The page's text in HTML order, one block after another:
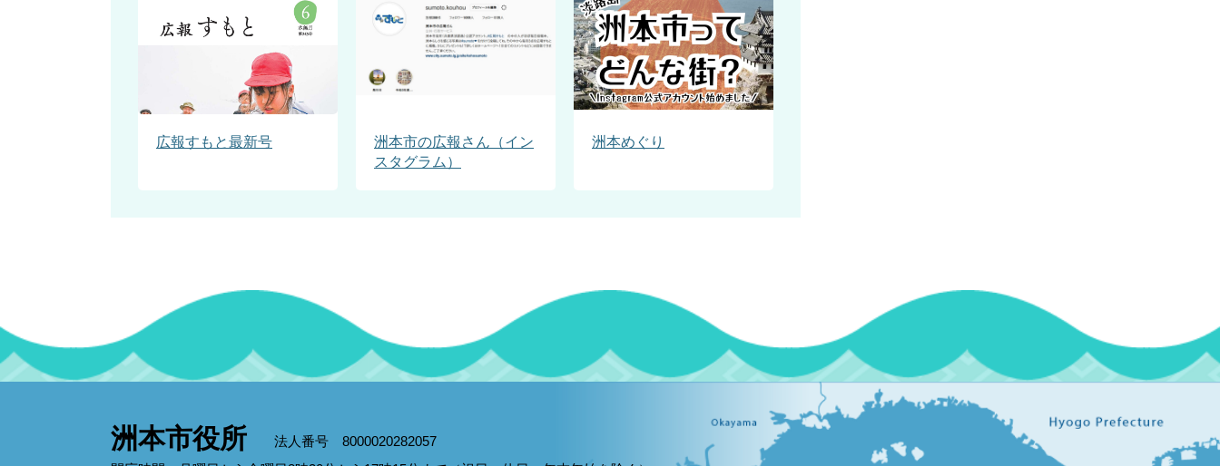
広報すもと最新号
洲本市の広報さん（イン
スタグラム）
洲本めぐり
洲本市役所
法人番号 8000020282057